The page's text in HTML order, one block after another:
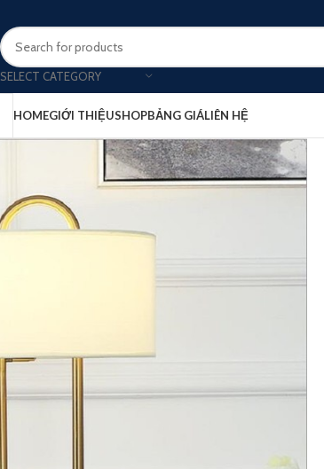
SELECT CATEGORY
HOMEGIỚI THIỆUSHOPBẢNG GIÁLIÊN HỆ